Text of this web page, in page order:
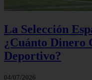
La Selección
¿Cuánto Dinero
Deportivo?
04/07/2026